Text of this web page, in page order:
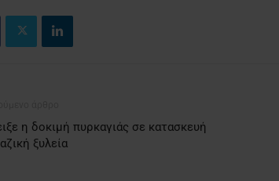
η δοκιμή πυρκαγιάς σε κατασκευή
ξυλεία